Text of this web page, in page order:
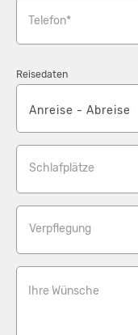
Telefon*
Reisedaten
Schlafplätze
Verpflegung
Ihre Wünsche